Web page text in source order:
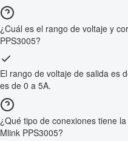
¿Cuál es el rango de voltaje y
PPS3005?
El rango de voltaje de salida es
es de 0 a 5A.
¿Qué tipo de conexiones tiene
Mlink PPS3005?